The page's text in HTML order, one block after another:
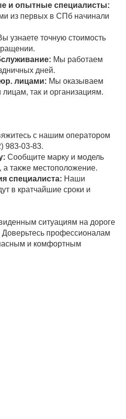
и опытные специалисты:
из первых в СПб начинали
узнаете точную стоимость
Мы работаем
дней.
лицами: Мы оказываем
так и организациям.
с нашим оператором
983-03-83.
Сообщите марку и модель
также местоположение.
специалиста: Наши
в кратчайшие сроки и
ситуациям на дороге
профессионалам
и комфортным